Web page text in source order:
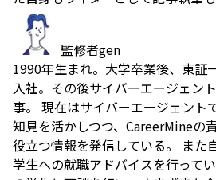
監修者gen
1990年生まれ。大学卒業後、東証
入社。その後サイバーエージェン
事。 現在はサイバーエージェント
知見を活かしつつ、CareerMineの
役立つ情報を発信している。 また
学生への就職アドバイスを行って